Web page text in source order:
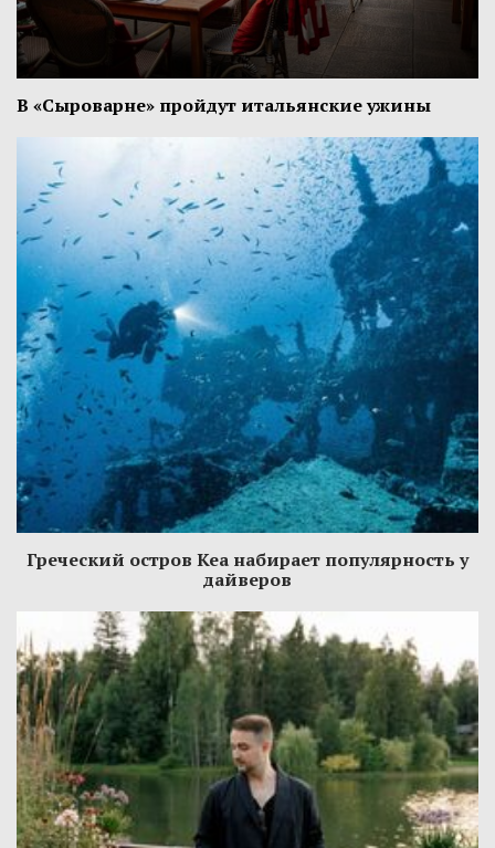
В «Сыроварне» пройдут итальянские ужины
Греческий остров Кеа набирает популярность у
дайверов